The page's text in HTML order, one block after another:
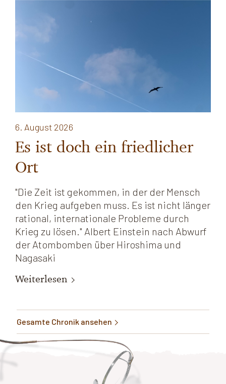
6. August 2026
Es ist doch ein friedlicher
Ort
"Die Zeit ist gekommen, in der der Mensch
den Krieg aufgeben muss. Es ist nicht länger
rational, internationale Probleme durch
Krieg zu lösen." Albert Einstein nach Abwurf
der Atombomben über Hiroshima und
Nagasaki
Weiterlesen
Gesamte Chronik ansehen